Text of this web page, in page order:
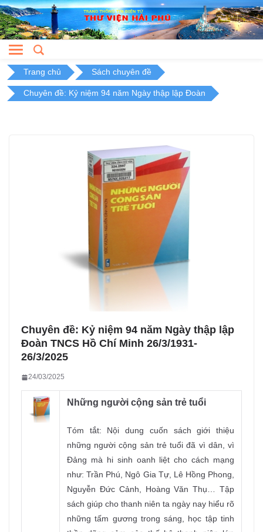
Skip
to
content
Trang chủ Sách chuyên đề
Chuyên đề: Kỷ niệm 94 năm Ngày thập lập Đoàn
Chuyên đề: Kỷ niệm 94 năm Ngày thập lập
Đoàn TNCS Hồ Chí Minh 26/3/1931-
26/3/2025
24/03/2025
Những người cộng sản trẻ tuổi
Tóm tắt: Nội dung cuốn sách giới thiệu
những người cộng sản trẻ tuổi đã vì dân, vì
Đảng mà hi sinh oanh liệt cho cách mạng
như: Trần Phú, Ngô Gia Tự, Lê Hồng Phong,
Nguyễn Đức Cảnh, Hoàng Văn Thụ… Tập
sách giúp cho thanh niên ta ngày nay hiểu rõ
những tấm gương trong sáng, học tập tinh